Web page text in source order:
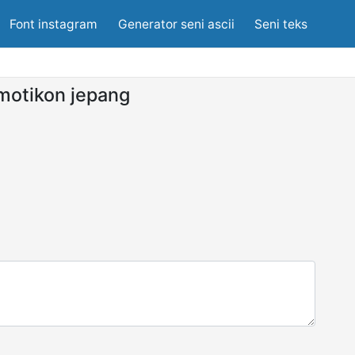
Font instagram Generator seni ascii Seni teks
jepang